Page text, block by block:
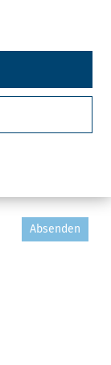
Absenden